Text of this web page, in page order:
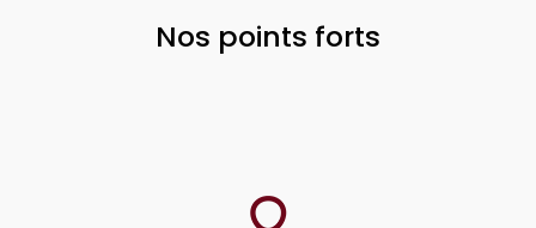
Nos points forts